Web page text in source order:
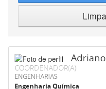
COORDENADOR(A)
ENGENHARIAS
Engenharia Química